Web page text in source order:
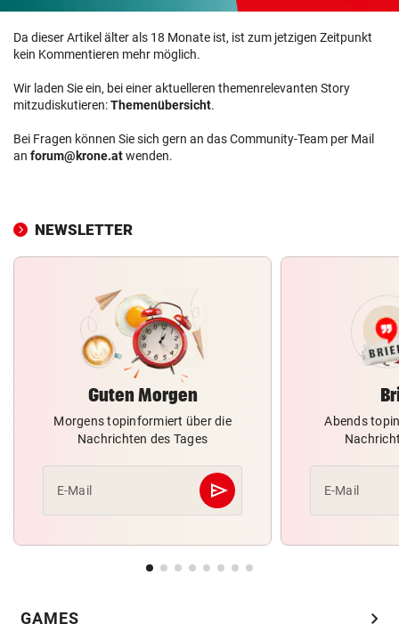
Da dieser Artikel älter als 18 Monate ist, ist zum jetzigen Zeitpunkt
kein Kommentieren mehr möglich.
Wir laden Sie ein, bei einer aktuelleren themenrelevanten Story
mitzudiskutieren:Themenübersicht.
Bei Fragen können Sie sich gern an das Community-Team per Mail
an forum@krone.atwenden.
NEWSLETTER
Guten Morgen
Morgens topinformiert über die
Nachrichten des Tages
E-Mail send
Abschicken
Abends
E-Mail
GAMES chevron_right